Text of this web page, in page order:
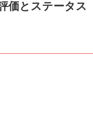
価とステータス